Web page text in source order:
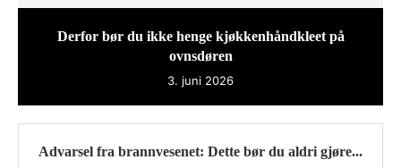
Derfor bør du ikke henge kjøkkenhåndkleet på
ovnsdøren
3. juni 2026
Advarsel fra brannvesenet: Dette bør du aldri gjøre...